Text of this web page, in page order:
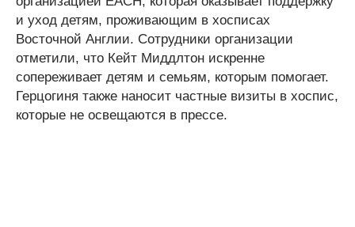
и уход детям, проживающим в хосписах
Восточной Англии. Сотрудники организации
отметили, что Кейт Миддлтон искренне
сопереживает детям и семьям, которым помогает.
Герцогиня также наносит частные визиты в хоспис,
которые не освещаются в прессе.